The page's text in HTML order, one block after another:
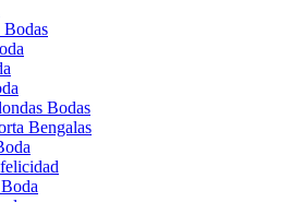
Bodas
Bodas
Bengalas